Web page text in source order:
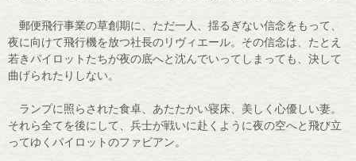
郵便飛行事業の草創期に、ただ一人、揺るぎない信念をもって、
夜に向けて飛行機を放つ社長のリヴィエール。その信念は、たとえ
若きパイロットたちが夜の底へと沈んでいってしまっても、決して
曲げられたりしない。
ランプに照らされた食卓、あたたかい寝床、美しく心優しい妻。
それら全てを後にして、兵士が戦いに赴くように夜の空へと飛び立
ってゆくパイロットのファビアン。